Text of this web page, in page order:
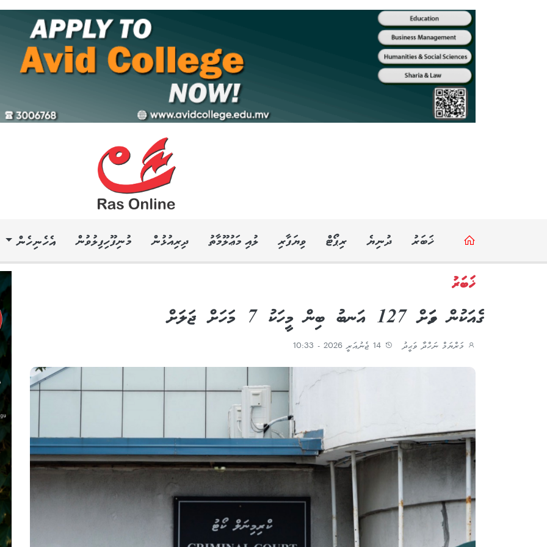
ޚަބަރު ދުނިޔެ ރިޕޯޓް ވިޔަފާރި ލުއި މަޢުލޫމާތު ދިރިއުޅުން މުނިފޫހިފިލުވުން އެހެނިހެން
ޚަބަރު
ގެއަކުން ވަގަށް 127 އަނބު ބިން މީހަކު 7 މަހަށް ޖަލަށް
މަރްޔަމް ނަހްދާ ވަޙީދު